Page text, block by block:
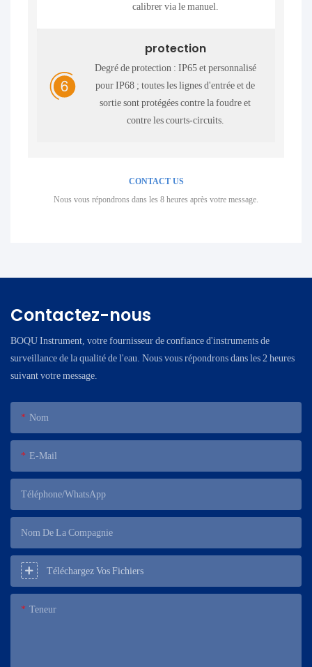
calibrer via le manuel.
protection
Degré de protection : IP65 et personnalisé
pour IP68 ; toutes les lignes d'entrée et de
sortie sont protégées contre la foudre et
contre les courts-circuits.
CONTACT US
Nous vous répondrons dans les 8 heures après votre message.
Contactez-nous
BOQU Instrument, votre fournisseur de confiance d'instruments de
surveillance de la qualité de l'eau. Nous vous répondrons dans les 2 heures
suivant votre message.
Nom
E-Mail
Téléphone/WhatsApp
Nom De La Compagnie
Téléchargez Vos Fichiers
Teneur